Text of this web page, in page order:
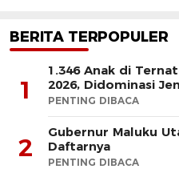
BERITA TERPOPULER
1
1.346 Anak di
2026, Didominasi
PENTING DIBACA
2
Gubernur Maluku
Daftarnya
PENTING DIBACA